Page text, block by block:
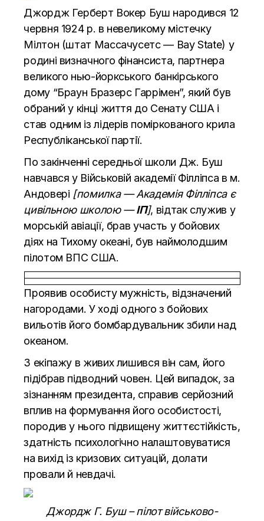
Джордж Герберт Вокер Буш народився 12
червня 1924 р. в невеликому містечку
Мілтон (штат Массачусетс — Bay State) у
родині визначного фінансиста, партнера
великого нью-йоркського банкірського
дому “Браун Бразерс Гаррімен”, який був
обраний у кінці життя до Сенату США і
став одним із лідерів поміркованого крила
Республіканської партії.
По закінченні середньої школи Дж. Буш
навчався у Військовій академії Філліпса в м.
Андовері [помилка — Академія Філліпса є
цивільною школою —ІП], відтак служив у
морській авіації, брав участь у бойових
діях на Тихому океані, був наймолодшим
пілотом ВПС США.
Проявив особисту мужність, відзначений
нагородами. У ході одного з бойових
вильотів його бомбардувальник збили над
океаном.
З екіпажу в живих лишився він сам, його
підібрав підводний човен. Цей випадок, за
зізнанням президента, справив серйозний
вплив на формування його особистості,
породив у нього підвищену життєстійкість,
здатність психологічно налаштовуватися
на вихід із кризових ситуацій, долати
провали й невдачі.
Джордж Г. Буш – пілот військово-